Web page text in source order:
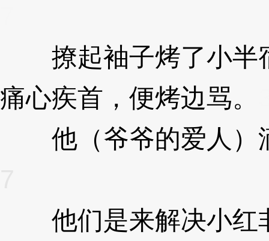
撩起袖子烤了小半
痛心疾首，便烤边骂。
他（爷爷的爱人）
他们是来解决小红